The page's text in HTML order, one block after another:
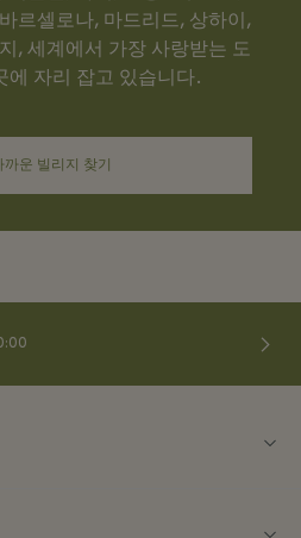
르셀로나, 마드리드, 상하이,
, 세계에서 가장 사랑받는 도
에 자리 잡고 있습니다.
까운 빌리지 찾기